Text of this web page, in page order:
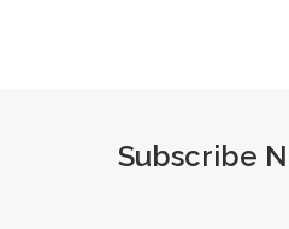
Subscribe